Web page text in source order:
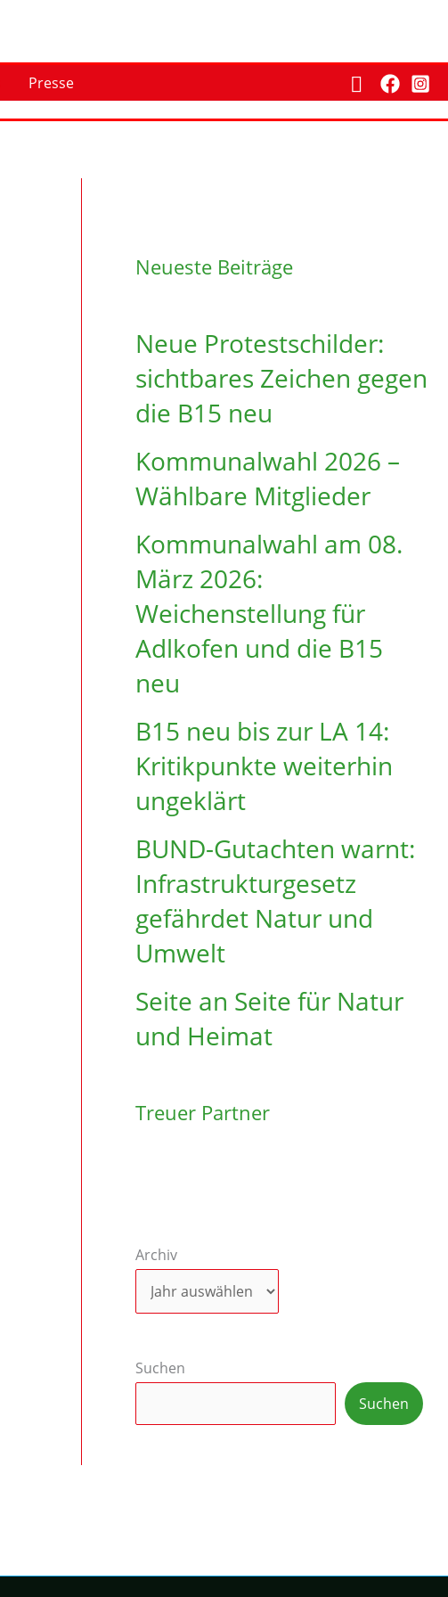
Presse Suchen
Neueste Beiträge
Neue Protestschilder:
sichtbares Zeichen gegen
die B15 neu
Kommunalwahl 2026 –
Wählbare Mitglieder
Kommunalwahl am 08.
März 2026:
Weichenstellung für
Adlkofen und die B15
neu
B15 neu bis zur LA 14:
Kritikpunkte weiterhin
ungeklärt
BUND-Gutachten warnt:
Infrastruktur­gesetz
gefährdet Natur und
Umwelt
Seite an Seite für Natur
und Heimat
Treuer Partner
Archiv
Suchen
Suchen